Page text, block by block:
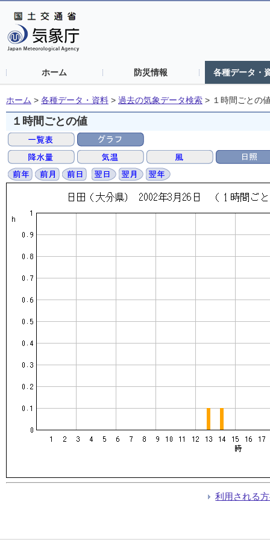
ホーム 防災情報 各種データ・
ホーム > 各種データ・資料 > 過去の気象データ検索 > １時間ごとの
１時間ごとの値
利用される